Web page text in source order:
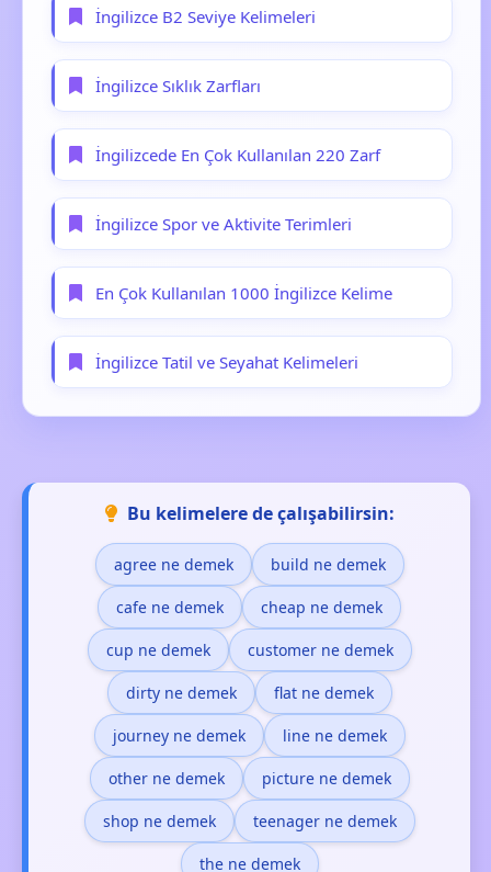
İngilizce B2 Seviye Kelimeleri
İngilizce Sıklık Zarfları
İngilizcede En Çok Kullanılan 220 Zarf
İngilizce Spor ve Aktivite Terimleri
En Çok Kullanılan 1000 İngilizce Kelime
İngilizce Tatil ve Seyahat Kelimeleri
Bu kelimelere de çalışabilirsin:
agree ne demek build ne demek
cafe ne demek cheap ne demek
cup ne demek customer ne demek
dirty ne demek flat ne demek
journey ne demek line ne demek
other ne demek picture ne demek
shop ne demek teenager ne demek
the ne demek